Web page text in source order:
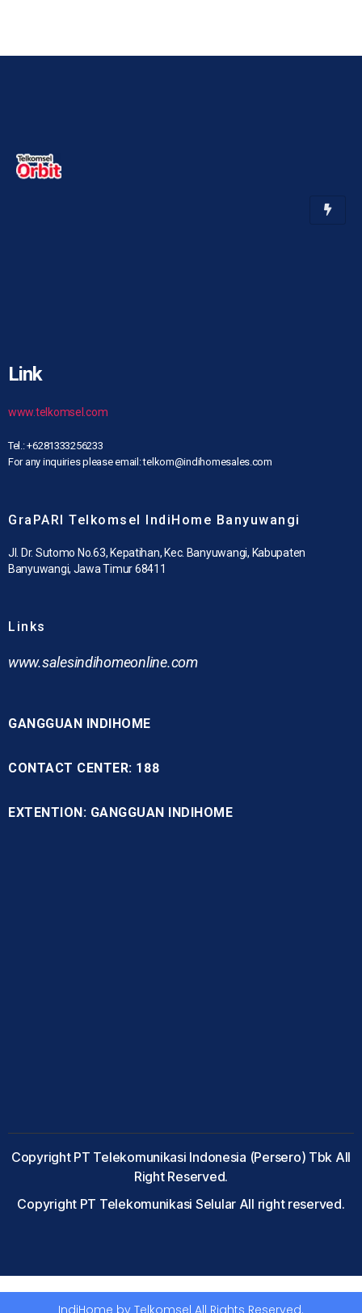
Link
www.telkomsel.com
Tel.: +6281333256233
For any inquiries please email: telkom@indihomesales.com
GraPARI Telkomsel IndiHome Banyuwangi
Jl. Dr. Sutomo No.63, Kepatihan, Kec. Banyuwangi, Kabupaten
Banyuwangi, Jawa Timur 68411
Links
www.salesindihomeonline.com
GANGGUAN INDIHOME
CONTACT CENTER: 188
EXTENTION: GANGGUAN INDIHOME
Copyright PT Telekomunikasi Indonesia (Persero) Tbk All
Right Reserved.
Copyright PT Telekomunikasi Selular All right reserved.
IndiHome by Telkomsel All Rights Reserved.